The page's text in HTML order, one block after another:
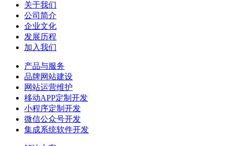
关于我们
公司简介
企业文化
发展历程
加入我们
产品与服务
品牌网站建设
网站运营维护
移动APP定制开发
小程序定制开发
微信公众号开发
集成系统软件开发